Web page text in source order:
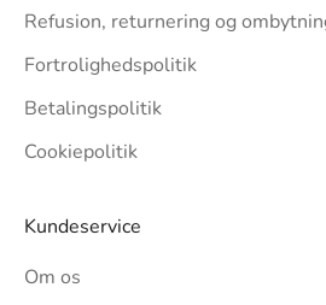
Refusion, returnering og
Fortrolighedspolitik
Betalingspolitik
Cookiepolitik
Kundeservice
Om os